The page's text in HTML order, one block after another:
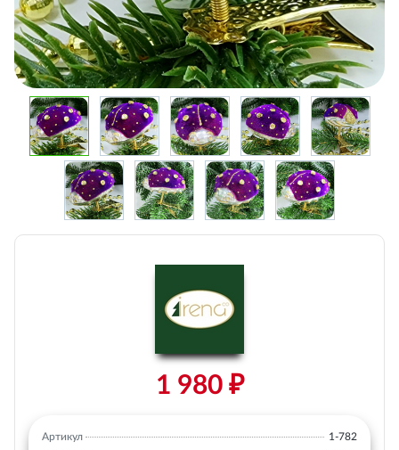
1 980 ₽
Артикул
1-782